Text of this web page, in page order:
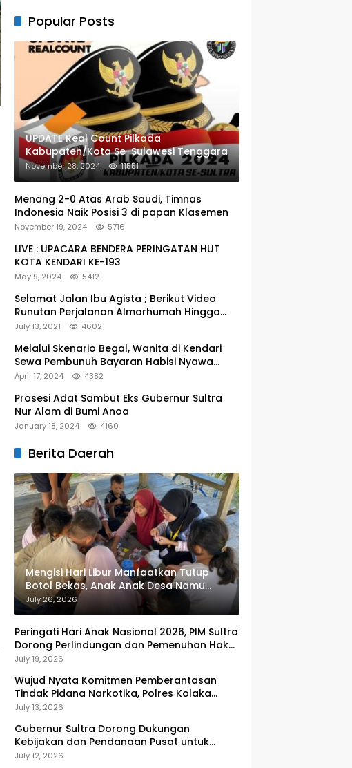
Popular Posts
UPDATE Real Count Pilkada
Kabupaten/Kota Se-Sulawesi Tenggara
November 28, 2024 11551
Menang 2-0 Atas Arab Saudi, Timnas
Indonesia Naik Posisi 3 di papan Klasemen
November 19, 2024 5716
LIVE : UPACARA BENDERA PERINGATAN HUT
KOTA KENDARI KE-193
May 9, 2024 5412
Selamat Jalan Ibu Agista ; Berikut Video
Runutan Perjalanan Almarhumah Hingga
Menuju Peristirahatan Terakhir
July 13, 2021 4602
Melalui Skenario Begal, Wanita di Kendari
Sewa Pembunuh Bayaran Habisi Nyawa
Mertuanya
April 17, 2024 4382
Prosesi Adat Sambut Eks Gubernur Sultra
Nur Alam di Bumi Anoa
January 18, 2024 4160
Berita Daerah
Mengisi Hari Libur Manfaatkan Tutup
Botol Bekas, Anak Anak Desa Namu
Bikin Gantungan Kunci Bernilai Ekonomi
July 26, 2026
Peringati Hari Anak Nasional 2026, PIM Sultra
Dorong Perlindungan dan Pemenuhan Hak
Anak Pesisir
July 19, 2026
Wujud Nyata Komitmen Pemberantasan
Tindak Pidana Narkotika, Polres Kolaka
Gagalkan Peredaran 3 Kg Sabu-Sabu
July 13, 2026
Gubernur Sultra Dorong Dukungan
Kebijakan dan Pendanaan Pusat untuk
Pengembangan Kawasan Liangkobhori
July 12, 2026